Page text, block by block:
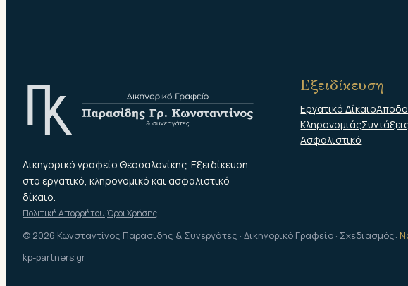
Δικηγορικό γραφείο Θεσσαλονίκης. Εξειδίκευση
στο εργατικό, κληρονομικό και ασφαλιστικό
δίκαιο.
Εξειδίκευση
Εργατικό Δίκαιο
ΚληρονομιάςΣυντάξεις
Ασφαλιστικό
Πολιτική Απορρήτου·Όροι Χρήσης
© 2026 Κωνσταντίνος Παρασίδης & Συνεργάτες · Δικηγορικό Γραφείο · Σχεδιασμός:
kp-partners.gr